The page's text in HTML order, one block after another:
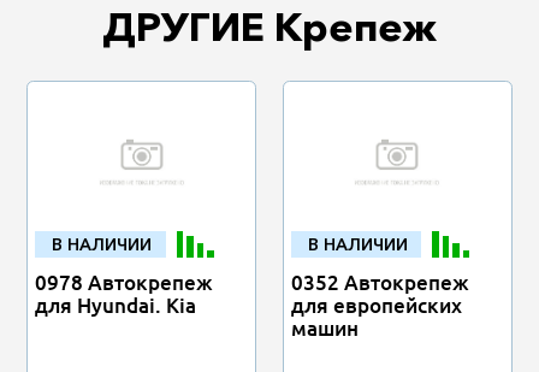
ДРУГИЕ Крепеж
В НАЛИЧИИ
0978 Автокрепеж
для Hyundai. Kia
В НАЛИЧИИ
0352 Автокрепеж
для европейских
машин